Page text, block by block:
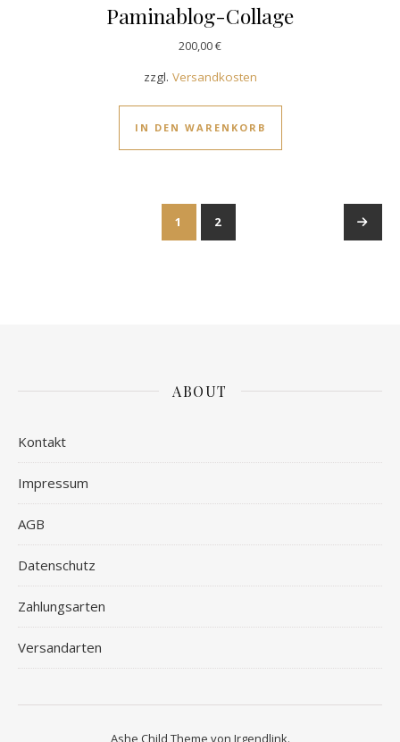
Paminablog-Collage
200,00€
zzgl. Versandkosten
IN DEN WARENKORB
1 2
ABOUT
Kontakt
Impressum
AGB
Datenschutz
Zahlungsarten
Versandarten
Ashe Child Theme von Irgendlink.